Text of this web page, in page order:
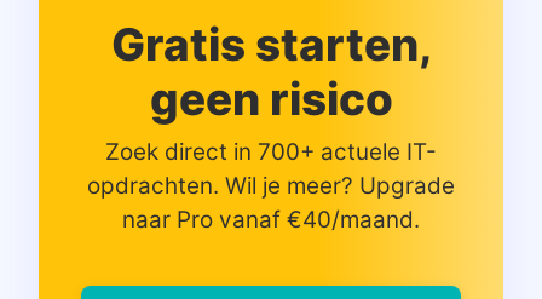
Gratis starten,
geen risico
Zoek direct in 700+ actuele IT-
opdrachten. Wil je meer? Upgrade
naar Pro vanaf €40/maand.